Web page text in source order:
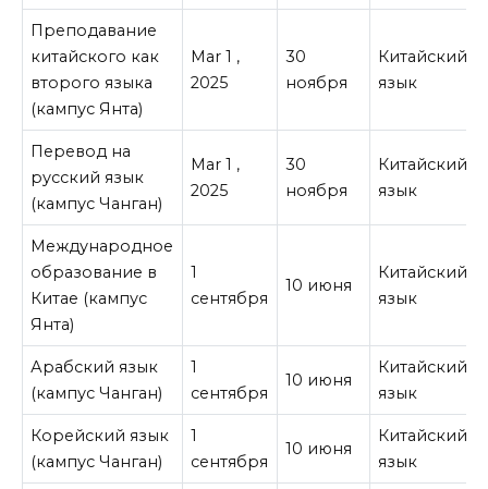
Преподавание
китайского как
второго языка
(кампус Янта)
Mar 1 ,
2025
30
ноября
Китайский
язык
Перевод на
русский язык
(кампус Чанган)
Mar 1 ,
2025
30
ноября
Китайский
язык
Международное
образование в
Китае (кампус
Янта)
1
сентября
10 июня
Китайский
язык
Арабский язык
(кампус Чанган)
1
сентября
10 июня
Китайский
язык
Корейский язык
(кампус Чанган)
1
сентября
10 июня
Китайский
язык